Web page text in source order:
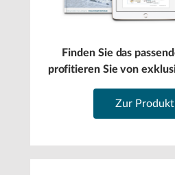
Finden Sie das
profitieren Sie von
Zur